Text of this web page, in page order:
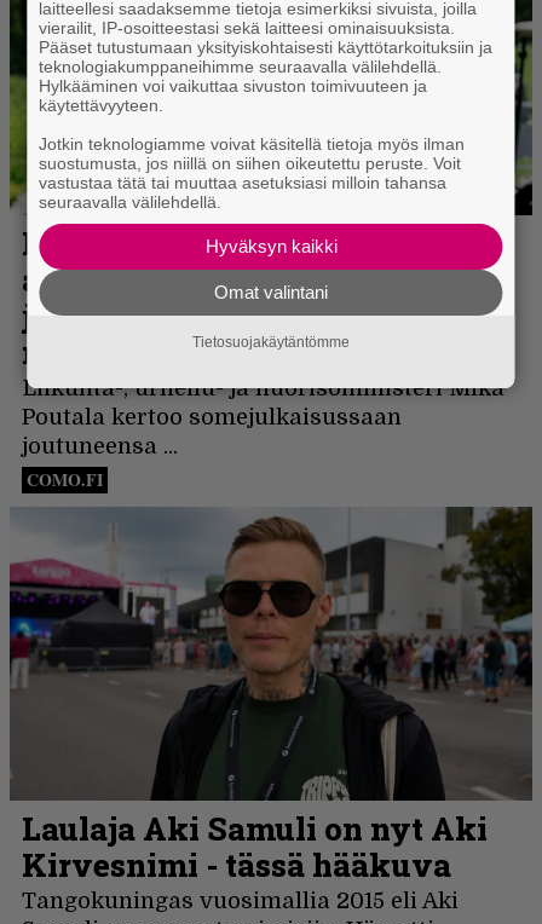
laitteellesi saadaksemme tietoja esimerkiksi sivuista, joilla
vierailit, IP-osoitteestasi sekä laitteesi ominaisuuksista.
Pääset tutustumaan yksityiskohtaisesti käyttötarkoituksiin ja
teknologiakumppaneihimme seuraavalla välilehdellä.
Hylkääminen voi vaikuttaa sivuston toimivuuteen ja
käytettävyyteen.
Jotkin teknologiamme voivat käsitellä tietoja myös ilman
suostumusta, jos niillä on siihen oikeutettu peruste. Voit
vastustaa tätä tai muuttaa asetuksiasi milloin tahansa
seuraavalla välilehdellä.
Hyväksyn kaikki
Omat valintani
Tietosuojakäytäntömme